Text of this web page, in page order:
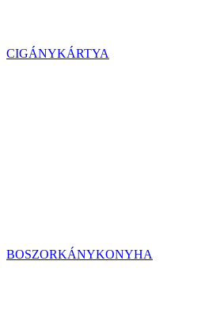
CIGÁNYKÁRTYA
BOSZORKÁNYKONYHA